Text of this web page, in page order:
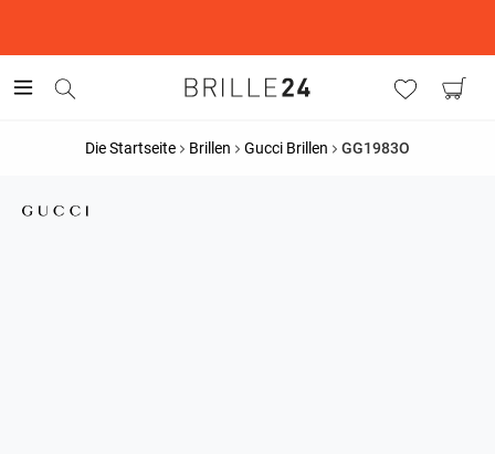
Die Startseite Brillen Gucci Brillen GG1983O